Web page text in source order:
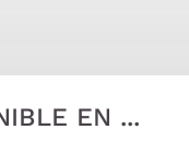
EN ...